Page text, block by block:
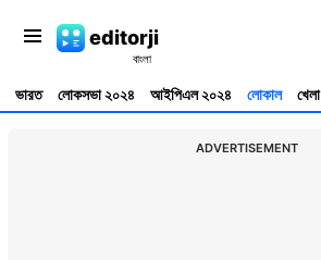
editorji
ভারত লোকসভা ২০২৪ আইপিএল ২০২৪ লোকাল খেলা
ADVERTISEMENT